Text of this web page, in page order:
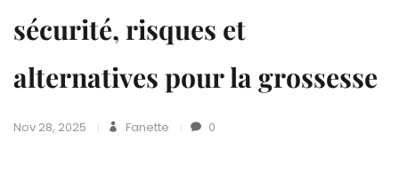
sécurité, risques et
alternatives pour la grossesse
Nov 28, 2025 Fanette 0